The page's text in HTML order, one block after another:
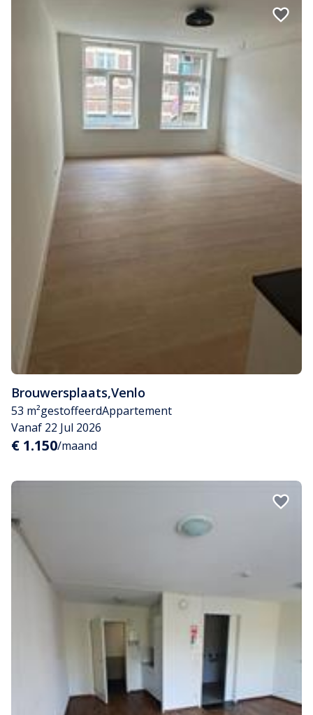
Brouwersplaats,Venlo
53 m²gestoffeerdAppartement
Vanaf 22 Jul 2026
€ 1.150/maand